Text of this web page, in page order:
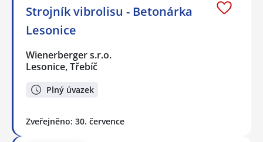
Strojník vibrolisu - Betonárka
Lesonice
Wienerberger s.r.o.
Lesonice, Třebíč
Plný úvazek
Zveřejněno: 30. července